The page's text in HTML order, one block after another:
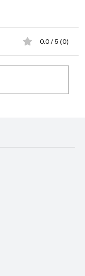
0.0 / 5 (0)